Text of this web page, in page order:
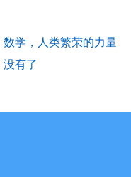
数学，人类繁荣的力量
没有了